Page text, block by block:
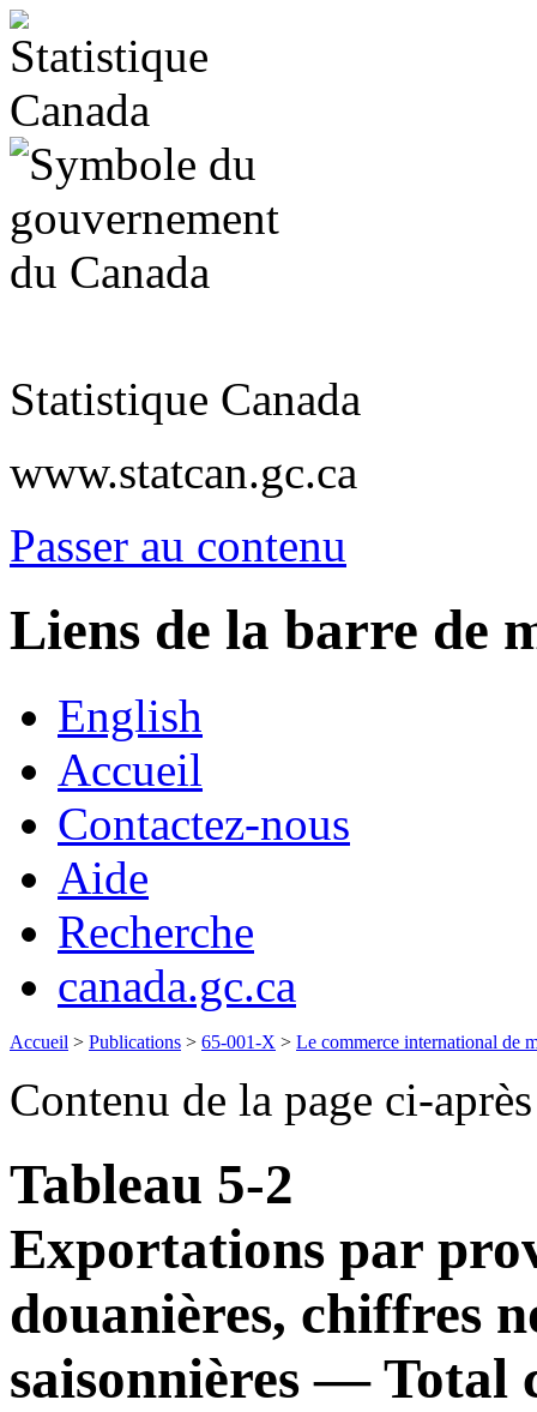
Statistique Canada
www.statcan.gc.ca
Passer au contenu
Liens de la barre de
English
Accueil
Contactez-nous
Aide
Recherche
canada.gc.ca
Accueil > Publications > 65-001-X > Le commerce international de
Contenu de la page ci-après
Tableau 5-2
Exportations par
douanières, chiffres
saisonnières —